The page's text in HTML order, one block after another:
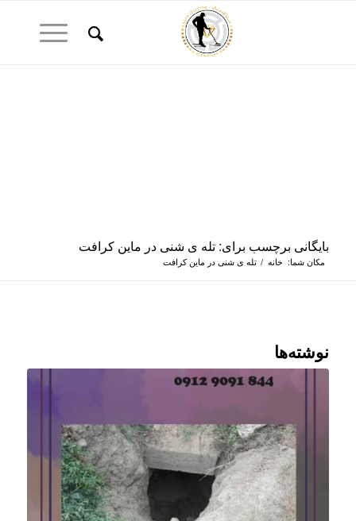
بایگانی برچسب برای: تله ی شنی در ماین کرافت
مکان شما: خانه / تله ی شنی در ماین کرافت
نوشته‌ها